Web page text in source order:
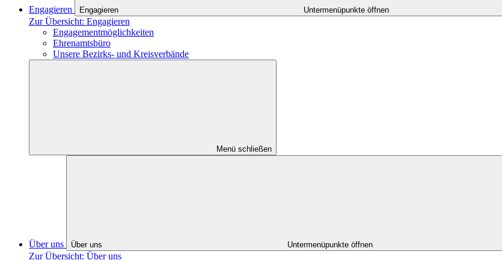
Engagieren Engagieren Untermenüpunkte öffnen
Zur Übersicht: Engagieren
Engagementmöglichkeiten
Ehrenamtsbüro
Unsere Bezirks- und Kreisverbände
Menü schließen
Über uns Über uns Untermenüpunkte öffnen
Zur Übersicht: Über uns